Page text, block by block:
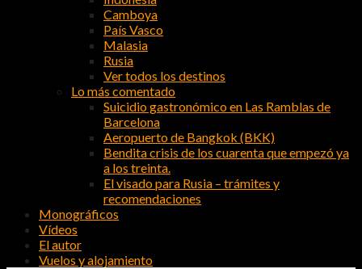
Camboya
País Vasco
Malasia
Rusia
Ver todos los destinos
Lo más comentado
Suicidio gastronómico en Las Ramblas de
Barcelona
Aeropuerto de Bangkok (BKK)
Bendita crisis de los cuarenta que empezó ya
a los treinta.
El visado para Rusia – trámites y
recomendaciones
Monográficos
Vídeos
El autor
Vuelos y alojamiento